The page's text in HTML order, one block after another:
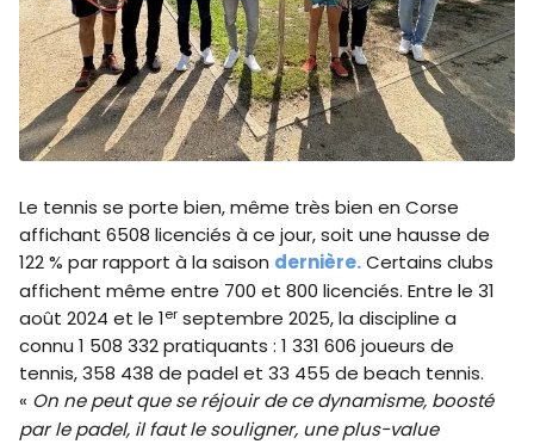
Le tennis se porte bien, même très bien en Corse
affichant 6508 licenciés à ce jour, soit une hausse de
122 % par rapport à la saison dernière.Certains clubs
affichent même entre 700 et 800 licenciés. Entre le 31
août 2024 et le 1er septembre 2025, la discipline a
connu 1 508 332 pratiquants : 1 331 606 joueurs de
tennis, 358 438 de padel et 33 455 de beach tennis.
« On ne peut que se réjouir de ce dynamisme, boosté
par le padel, il faut le souligner, une plus-value